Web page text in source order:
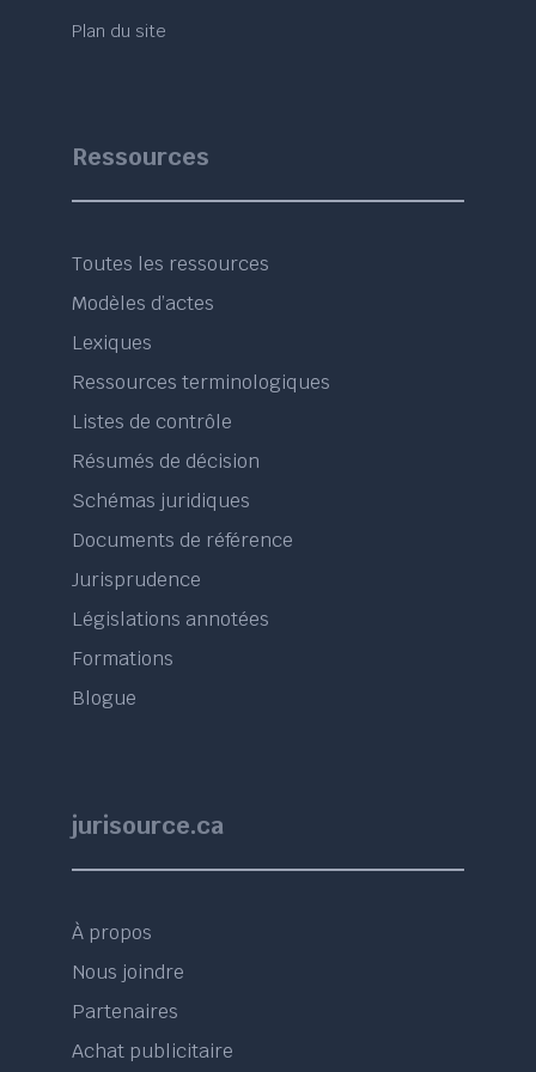
Plan du site
Ressources
Toutes les ressources
Modèles d’actes
Lexiques
Ressources terminologiques
Listes de contrôle
Résumés de décision
Schémas juridiques
Documents de référence
Jurisprudence
Législations annotées
Formations
Blogue
jurisource.ca
À propos
Nous joindre
Partenaires
Achat publicitaire